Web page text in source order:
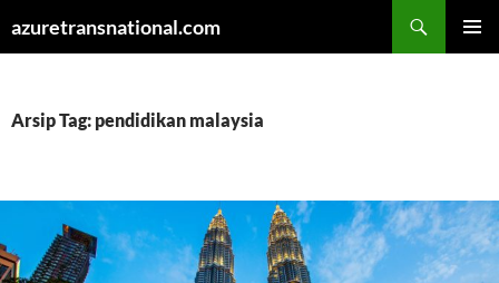
azuretransnational.com
Arsip Tag: pendidikan malaysia